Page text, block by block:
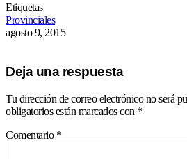
Etiquetas
Provinciales
agosto 9, 2015
Deja una respuesta
Tu dirección de correo electrónico no será
obligatorios están marcados con *
Comentario *